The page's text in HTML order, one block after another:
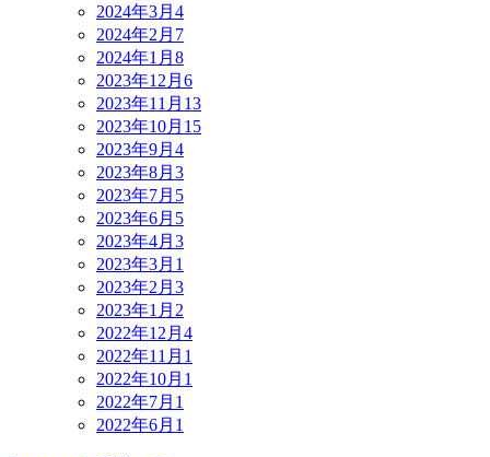
2024年3月 4
2024年2月 7
2024年1月 8
2023年12月 6
2023年11月 13
2023年10月 15
2023年9月 4
2023年8月 3
2023年7月 5
2023年6月 5
2023年4月 3
2023年3月 1
2023年2月 3
2023年1月 2
2022年12月 4
2022年11月 1
2022年10月 1
2022年7月 1
2022年6月 1